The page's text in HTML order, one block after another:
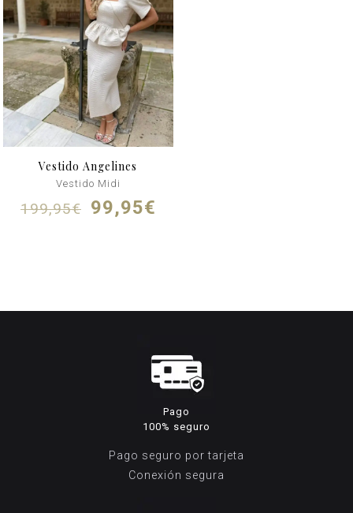
Vestido Angelines
Vestido Midi
199,95€ El
99,95€
Pago
100% seguro
Pago seguro por tarjeta
Conexión segura